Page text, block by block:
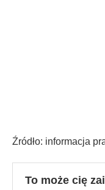
Źródło: informacja
To może cię